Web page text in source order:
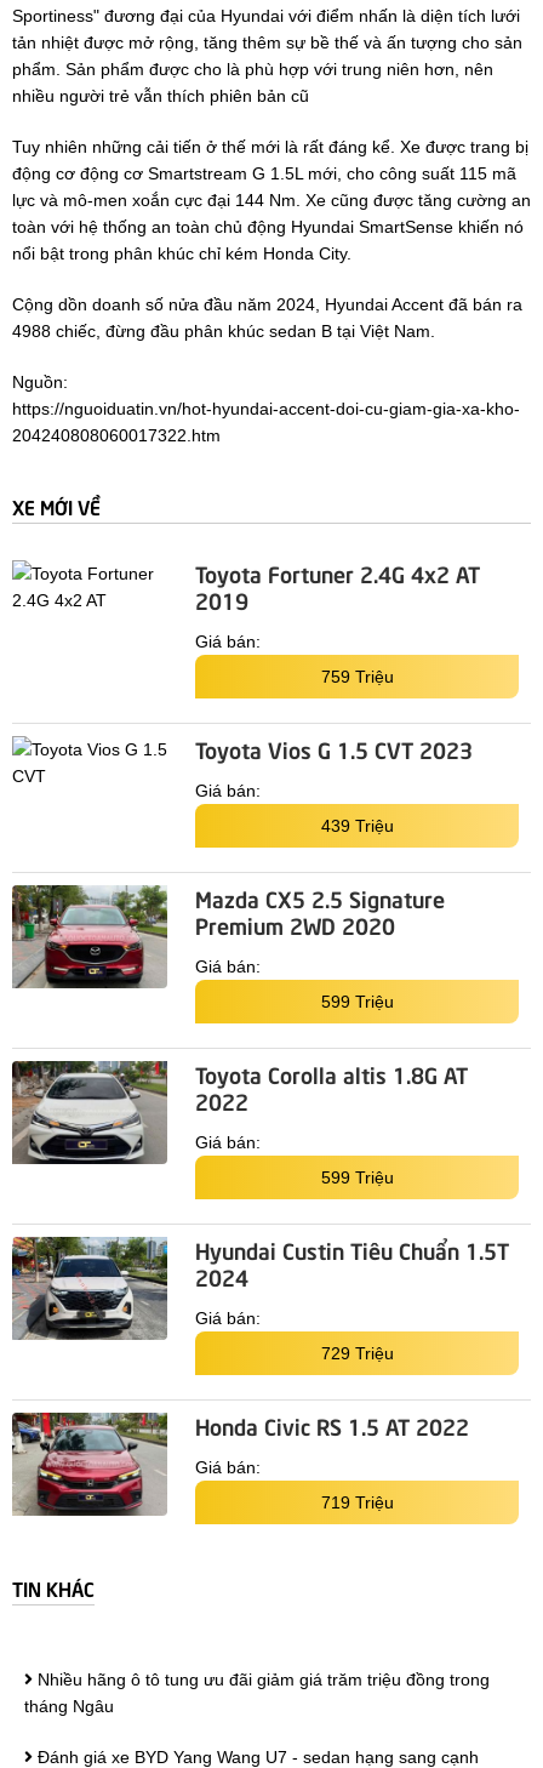
Sportiness" đương đại của Hyundai với điểm nhấn là diện tích lưới
tản nhiệt được mở rộng, tăng thêm sự bề thế và ấn tượng cho sản
phẩm. Sản phẩm được cho là phù hợp với trung niên hơn, nên
nhiều người trẻ vẫn thích phiên bản cũ
Tuy nhiên những cải tiến ở thế mới là rất đáng kể. Xe được trang bị
động cơ động cơ Smartstream G 1.5L mới, cho công suất 115 mã
lực và mô-men xoắn cực đại 144 Nm. Xe cũng được tăng cường an
toàn với hệ thống an toàn chủ động Hyundai SmartSense khiến nó
nổi bật trong phân khúc chỉ kém Honda City.
Cộng dồn doanh số nửa đầu năm 2024, Hyundai Accent đã bán ra
4988 chiếc, đừng đầu phân khúc sedan B tại Việt Nam.
Nguồn:
https://nguoiduatin.vn/hot-hyundai-accent-doi-cu-giam-gia-xa-kho-
204240808060017322.htm
XE MỚI VỀ
Toyota Fortuner 2.4G 4x2 AT
2019
Giá bán:
759 Triệu
Toyota Vios G 1.5 CVT 2023
Giá bán:
439 Triệu
Mazda CX5 2.5 Signature
Premium 2WD 2020
Giá bán:
599 Triệu
Toyota Corolla altis 1.8G AT
2022
Giá bán:
599 Triệu
Hyundai Custin Tiêu Chuẩn 1.5T
2024
Giá bán:
729 Triệu
Honda Civic RS 1.5 AT 2022
Giá bán:
719 Triệu
TIN KHÁC
Nhiều hãng ô tô tung ưu đãi giảm giá trăm triệu đồng trong
tháng Ngâu
Đánh giá xe BYD Yang Wang U7 - sedan hạng sang cạnh